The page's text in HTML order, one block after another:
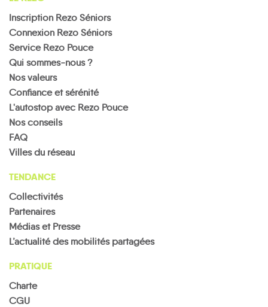
Inscription Rezo Séniors
Connexion Rezo Séniors
Service Rezo Pouce
Qui sommes-nous ?
Nos valeurs
Confiance et sérénité
L'autostop avec Rezo Pouce
Nos conseils
FAQ
Villes du réseau
TENDANCE
Collectivités
Partenaires
Médias et Presse
L’actualité des mobilités partagées
PRATIQUE
Charte
CGU